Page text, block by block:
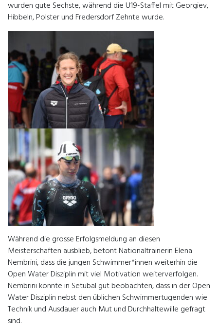
wurden gute Sechste, während die U19-Staffel mit Georgiev,
Hibbeln, Polster und Fredersdorf Zehnte wurde.
Während die grosse Erfolgsmeldung an diesen
Meisterschaften ausblieb, betont Nationaltrainerin Elena
Nembrini, dass die jungen Schwimmer*innen weiterhin die
Open Water Disziplin mit viel Motivation weiterverfolgen.
Nembrini konnte in Setubal gut beobachten, dass in der Open
Water Disziplin nebst den üblichen Schwimmertugenden wie
Technik und Ausdauer auch Mut und Durchhaltewille gefragt
sind.